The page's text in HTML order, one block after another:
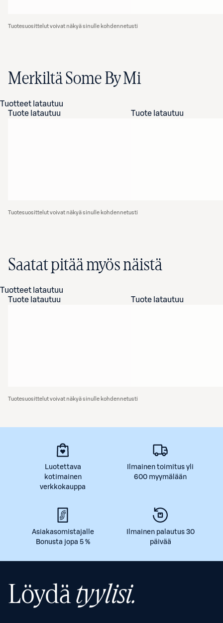
Tuotesuosittelut voivat näkyä sinulle kohdennetusti
Merkiltä Some By Mi
Tuotteet latautuu
Tuote latautuu
Tuote latautuu
Tuotesuosittelut voivat näkyä sinulle kohdennetusti
Saatat pitää myös näistä
Tuotteet latautuu
Tuote latautuu
Tuote latautuu
Tuotesuosittelut voivat näkyä sinulle kohdennetusti
Luotettava
kotimainen
verkkokauppa
Ilmainen toimitus yli
600 myymälään
Asiakasomistajalle
Bonusta jopa 5 %
Ilmainen palautus 30
päivää
Löydätyylisi.